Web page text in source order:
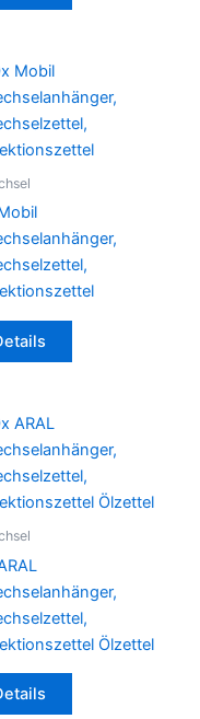
auf.
Die
Optionen
der
Produktseite
gewählt
Ölzettel